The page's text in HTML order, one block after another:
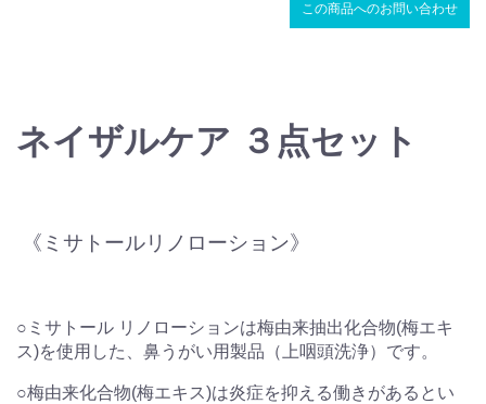
この商品へのお問い合わせ
ネイザルケア ３点セット
《ミサトールリノローション》
○ミサトール リノローションは梅由来抽出化合物(梅エキ
ス)を使用した、鼻うがい用製品（上咽頭洗浄）です。
○梅由来化合物(梅エキス)は炎症を抑える働きがあるとい